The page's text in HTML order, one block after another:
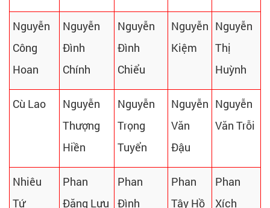
Nguyễn
Công
Hoan
Nguyễn
Đình
Chính
Nguyễn
Đình
Chiểu
Nguyễn
Kiệm
Nguyễn
Thị
Huỳnh
Cù Lao
Nguyễn
Thượng
Hiền
Nguyễn
Trọng
Tuyển
Nguyễn
Văn
Đậu
Nguyễn
Văn Trỗi
Nhiêu
Tứ
Phan
Đăng Lưu
Phan
Đình
Phan
Tây Hồ
Phan
Xích